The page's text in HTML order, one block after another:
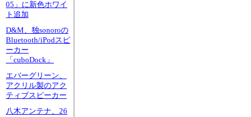
05」に新色ホワイ
ト追加
D&M、独sonoroの
Bluetooth/iPodスピ
ーカー
「cuboDock」
エバーグリーン、
アクリル製のアク
ティブスピーカー
八木アンテナ、26